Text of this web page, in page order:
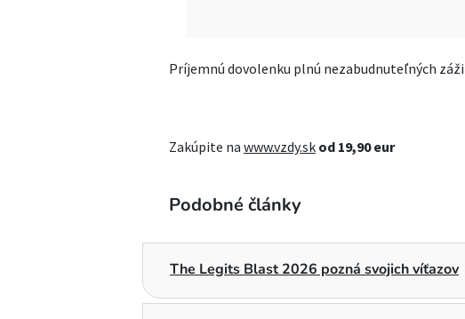
Príjemnú dovolenku plnú nezabudnuteľných
Zakúpite na www.vzdy.sk od 19,90 eur
Podobné články
The Legits Blast 2026 pozná svojich víťazov